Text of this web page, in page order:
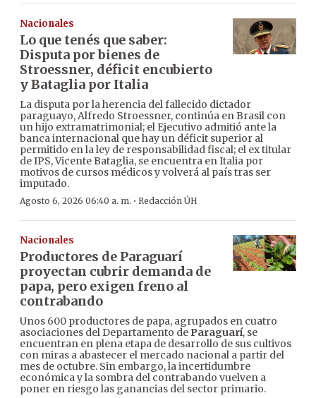
Nacionales
Lo que tenés que saber:
Disputa por bienes de
Stroessner, déficit encubierto
y Bataglia por Italia
La disputa por la herencia del fallecido dictador
paraguayo, Alfredo Stroessner, continúa en Brasil con
un hijo extramatrimonial; el Ejecutivo admitió ante la
banca internacional que hay un déficit superior al
permitido en la ley de responsabilidad fiscal; el ex titular
de IPS, Vicente Bataglia, se encuentra en Italia por
motivos de cursos médicos y volverá al país tras ser
imputado.
Agosto 6, 2026 06:40 a. m. · Redacción ÚH
Nacionales
Productores de Paraguarí
proyectan cubrir demanda de
papa, pero exigen freno al
contrabando
Unos 600 productores de papa, agrupados en cuatro
asociaciones del Departamento de Paraguarí, se
encuentran en plena etapa de desarrollo de sus cultivos
con miras a abastecer el mercado nacional a partir del
mes de octubre. Sin embargo, la incertidumbre
económica y la sombra del contrabando vuelven a
poner en riesgo las ganancias del sector primario.